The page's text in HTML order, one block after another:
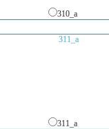
310_a
311_a